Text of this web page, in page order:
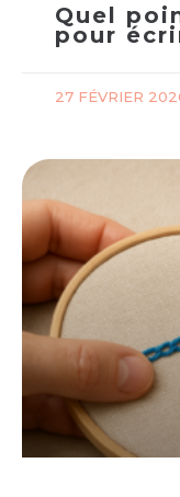
Quel
pour
27 FÉVRIER